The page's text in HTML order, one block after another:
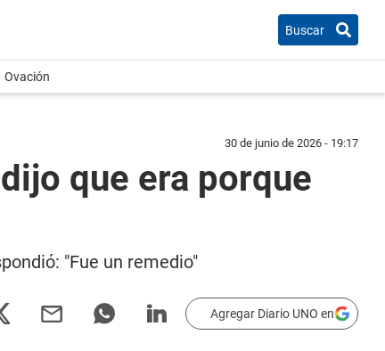
Buscar
Ovación
30 de junio de 2026 - 19:17
que era porque
"Fue un remedio"
Agregar Diario UNO en